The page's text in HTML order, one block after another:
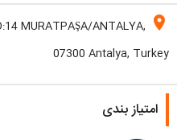
location_on
MURATPAŞA/ANTALYA,
07300 Antalya, Turkey
امتیاز بندی